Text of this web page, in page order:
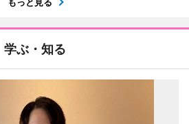
学ぶ・知る